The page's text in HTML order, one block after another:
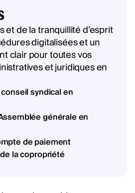
et de la tranquillité d’esprit
digitalisées et un
clair pour toutes vos
et juridiques en
syndical en
générale en
de paiement
la copropriété